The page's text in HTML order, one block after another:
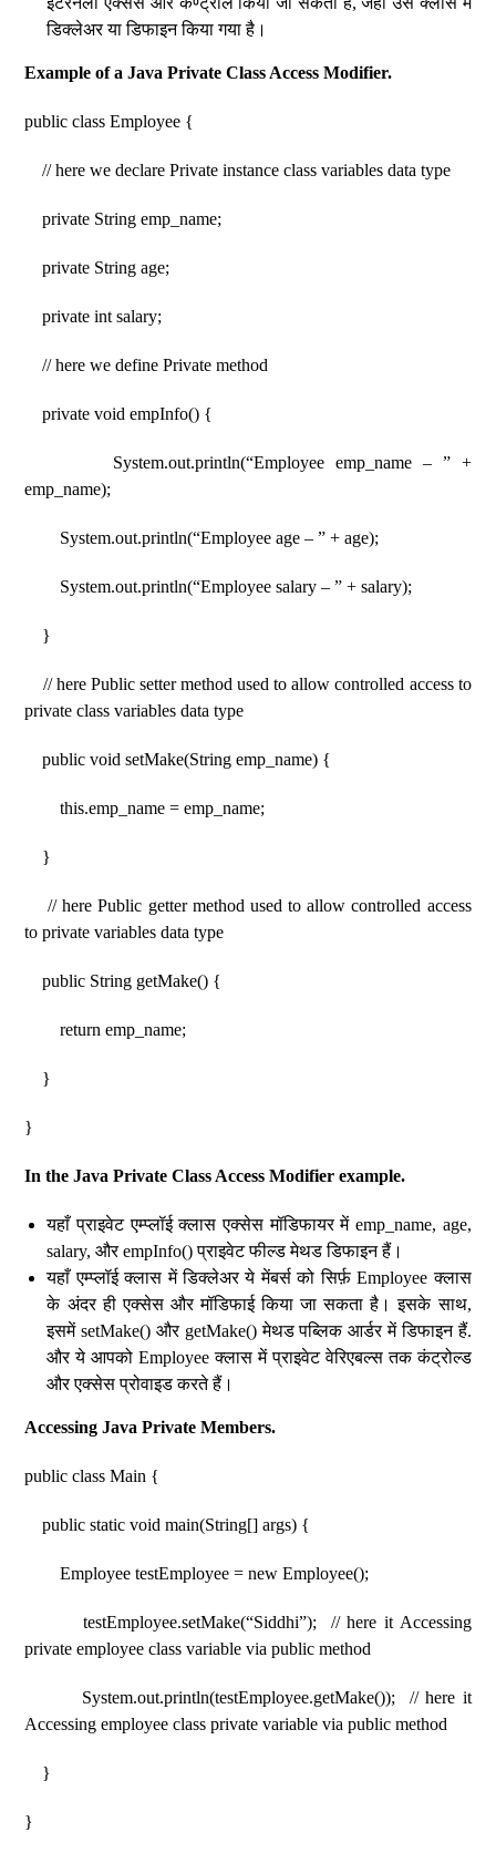
डिक्लेअर या डिफाइन किया गया है।
Example of a Java Private Class Access Modifier.
public class Employee {
// here we declare Private instance class variables data type
private String emp_name;
private String age;
private int salary;
// here we define Private method
private void empInfo() {
System.out.println(“Employee emp_name – ” +
emp_name);
System.out.println(“Employee age – ” + age);
System.out.println(“Employee salary – ” + salary);
}
// here Public setter method used to allow controlled access to
private class variables data type
public void setMake(String emp_name) {
this.emp_name = emp_name;
}
// here Public getter method used to allow controlled access
to private variables data type
public String getMake() {
return emp_name;
}
}
In the Java Private Class Access Modifier example.
यहाँ प्राइवेट एम्प्लॉई क्लास एक्सेस मॉडिफायर में emp_name, age,
salary, और empInfo() प्राइवेट फील्ड मेथड डिफाइन हैं।
यहाँ एम्प्लॉई क्लास में डिक्लेअर ये मेंबर्स को सिर्फ़ Employee क्लास
के अंदर ही एक्सेस और मॉडिफाई किया जा सकता है। इसके साथ,
इसमें setMake() और getMake() मेथड पब्लिक आर्डर में डिफाइन हैं.
और ये आपको Employee क्लास में प्राइवेट वेरिएबल्स तक कंट्रोल्ड
और एक्सेस प्रोवाइड करते हैं।
Accessing Java Private Members.
public class Main {
public static void main(String[] args) {
Employee testEmployee = new Employee();
testEmployee.setMake(“Siddhi”); // here it Accessing
private employee class variable via public method
System.out.println(testEmployee.getMake()); // here it
Accessing employee class private variable via public method
}
}